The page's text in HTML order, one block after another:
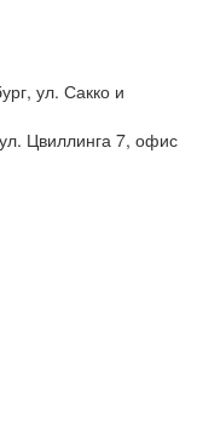
ул. Сакко и
Цвиллинга 7, офис